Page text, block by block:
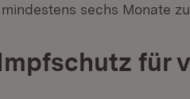
sechs Monate
für